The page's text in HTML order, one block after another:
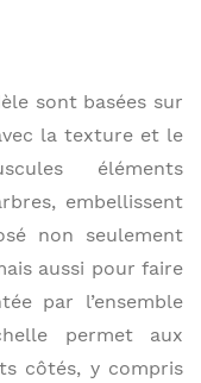
sont basées sur
la texture et le
éléments
embellissent
non seulement
aussi pour faire
par l’ensemble
permet aux
côtés, y compris